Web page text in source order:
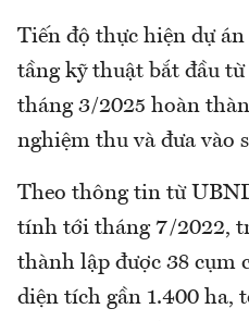
Tiến độ thực hiện dự
tầng kỹ thuật bắt đầu
tháng 3/2025 hoàn
nghiệm thu và đưa vào
Theo thông tin từ
tính tới tháng 7/2022,
thành lập được 38 cụm
diện tích gần 1.400 ha,